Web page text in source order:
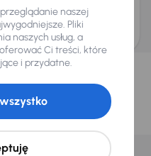
Holdings a.s., z siedzibą
przechowywać i przetwarzać
i przetwarzaniadanych
Ciebie
z naszej oferty. Kupimy
każdego dnia.
naszej
Pliki
naszych usług, a
Ci treści, które
i przydatne.